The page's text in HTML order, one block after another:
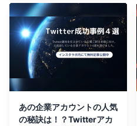
あの企業アカウントの人気
の秘訣は！？Twitterアカ